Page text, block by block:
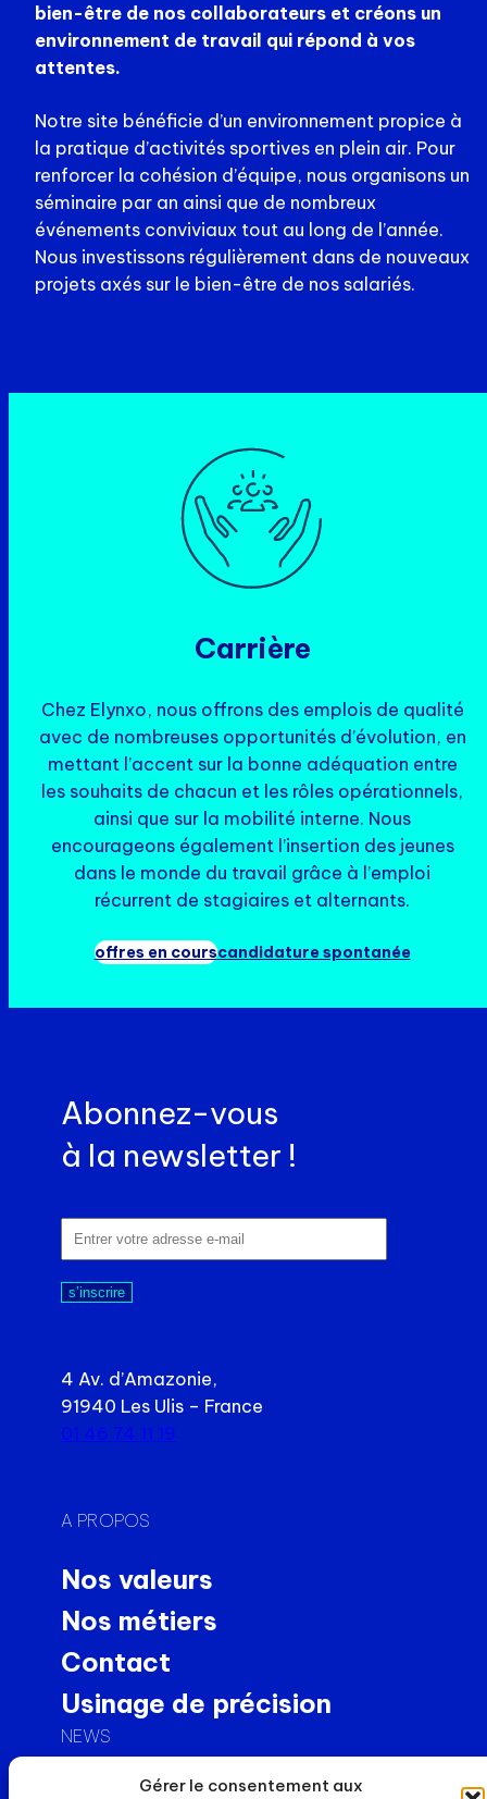
Gérer le consentement aux
bien-être de nos collaborateurs et créons un
environnement de travail qui répond à vos
attentes.
Notre site bénéficie d’un environnement propice à
la pratique d’activités sportives en plein air. Pour
renforcer la cohésion d’équipe, nous organisons un
séminaire par an ainsi que de nombreux
événements conviviaux tout au long de l’année.
Nous investissons régulièrement dans de nouveaux
projets axés sur le bien-être de nos salariés.
Carrière
Chez Elynxo, nous offrons des emplois de qualité
avec de nombreuses opportunités d’évolution, en
mettant l’accent sur la bonne adéquation entre
les souhaits de chacun et les rôles opérationnels,
ainsi que sur la mobilité interne. Nous
encourageons également l’insertion des jeunes
dans le monde du travail grâce à l’emploi
récurrent de stagiaires et alternants.
offres en courscandidature spontanée
Abonnez-vous
à la newsletter !
s’inscrire
4 Av. d’Amazonie,
91940 Les Ulis – France
01 46 74 11 19
A PROPOS
Nos valeurs
Nos métiers
Contact
Usinage de précision
NEWS